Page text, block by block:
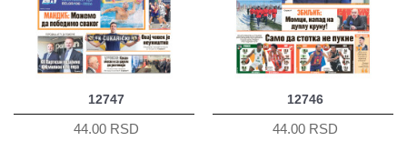
12747
44.00 RSD
12746
44.00 RSD